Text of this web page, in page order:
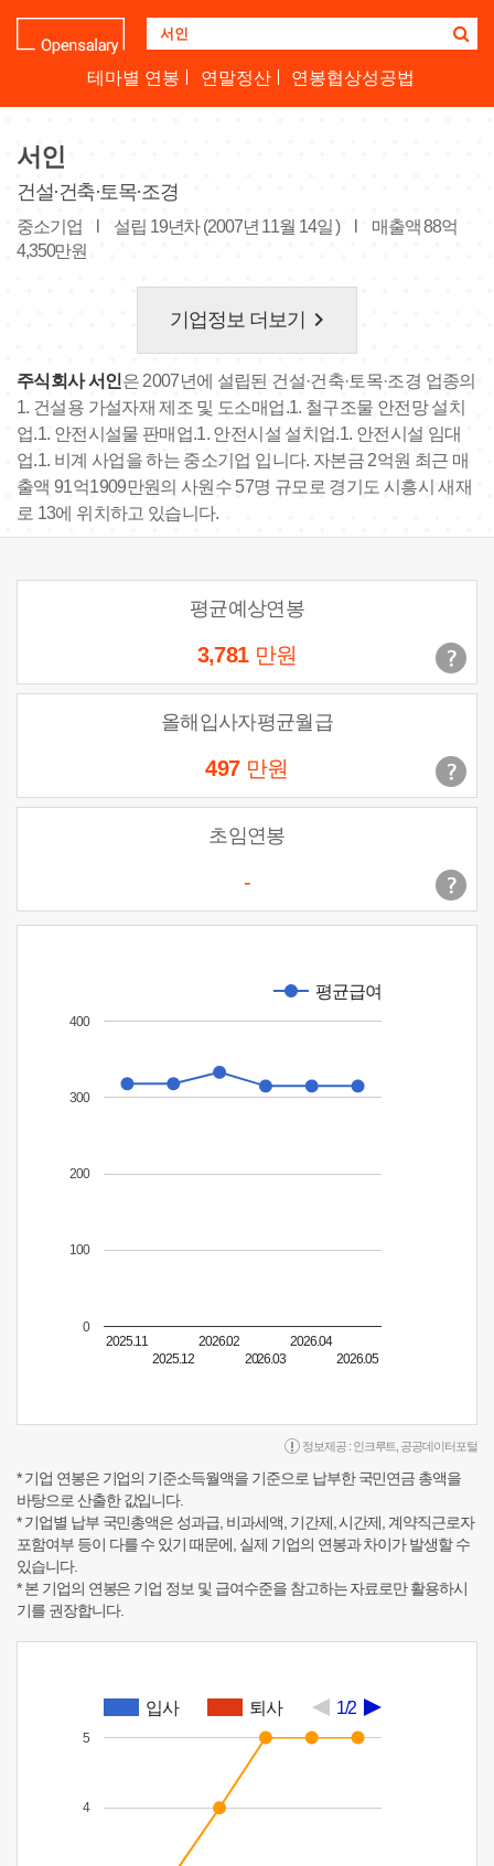
업
명
세
요
테마별 연봉 연말정산 연봉협상성공법
서인
건설·건축·토목·조경
중소기업 설립 19년차 (2007년 11월 14일 )
매출액 88억
4,350만원
기업정보 더보기 keyboard_arrow_right
주식회사 서인은 2007년에 설립된 건설·건축·토목·조경 업종의
1. 건설용 가설자재 제조 및 도소매업.1. 철구조물 안전망 설치
업.1. 안전시설물 판매업.1. 안전시설 설치업.1. 안전시설 임대
업.1. 비계 사업을 하는 중소기업 입니다. 자본금 2억원 최근 매
출액 91억1909만원의 사원수 57명 규모로 경기도 시흥시 새재
로 13에 위치하고 있습니다.
평균예상연봉
3,781 만원
올해입사자평균월급
497 만원
초임연봉
-
평균급여
2025.11
2025.12
2026.02
2026.03
2026.04
2026.05
0
100
200
300
400
정보제공 : 인크루트 공공데이터포털
* 기업 연봉은 기업의 기준소득월액을 기준으로 납부한 국민연금 총액을
바탕으로 산출한 값입니다.
* 기업별 납부 국민총액은 성과급, 비과세액, 기간제, 시간제, 계약직근로자
포함여부 등이 다를 수 있기 때문에, 실제 기업의 연봉과 차이가 발생할 수
있습니다.
* 본 기업의 연봉은 기업 정보 및 급여수준을 참고하는 자료로만 활용하시
기를 권장합니다.
입사 퇴사 1/2
4
5